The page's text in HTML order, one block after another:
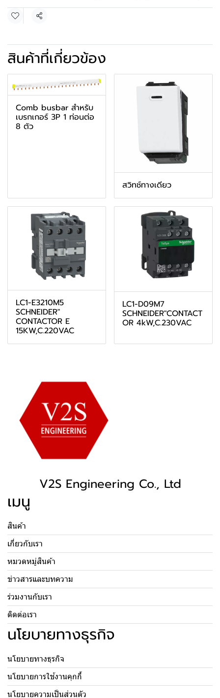
แชร์
สินค้าที่เกี่ยวข้อง
Comb busbar สำหรับ
เบรกเกอร์ 3P 1 ท่อนต่อ
8 ตัว
สวิทช์ทางเดียว
LC1-E3210M5
SCHNEIDER"
CONTACTOR E
15KW,C.220VAC
LC1-D09M7
SCHNEIDER"CONTACT
OR 4kW,C.230VAC
V2S Engineering Co., Ltd
เมนู
สินค้า
เกี่ยวกับเรา
หมวดหมู่สินค้า
ข่าวสารและบทความ
ร่วมงานกับเรา
ติดต่อเรา
นโยบายทางธุรกิจ
นโยบายทางธุรกิจ
นโยบายการใช้งานคุกกี้
นโยบายความเป็นส่วนตัว